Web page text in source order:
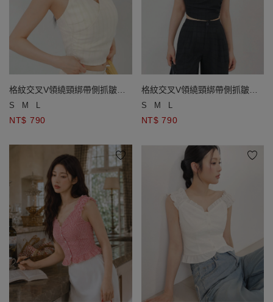
格紋交叉V領繞頸綁帶側抓皺短
版背心(附胸墊)
S M L
NT$ 790
格紋交叉V領繞頸綁帶側抓皺短
版背心(附胸墊)
S M L
NT$ 790